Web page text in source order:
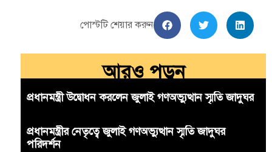
পোস্টটি শেয়ার করুন
আরও পড়ুন
প্রধানমন্ত্রী উদ্বোধন করলেন জুলাই গণঅভ্যুত্থান স্মৃতি জাদুঘর
প্রধানমন্ত্রীর নেতৃত্বে জুলাই গণঅভ্যুত্থান স্মৃতি জাদুঘর
পরিদর্শন